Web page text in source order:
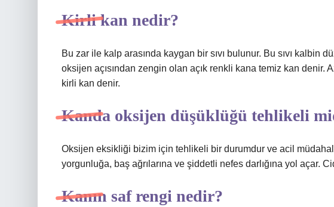
Kirli kan nedir?
Bu zar ile kalp arasında kaygan bir sıvı bulunur. Bu sıvı kalbin
oksijen açısından zengin olan açık renkli kana temiz kan
kirli kan denir.
Kanda oksijen düşüklüğü tehlikeli
Oksijen eksikliği bizim için tehlikeli bir durumdur ve acil
yorgunluğa, baş ağrılarına ve şiddetli nefes darlığına yol açar.
Kanın saf rengi nedir?